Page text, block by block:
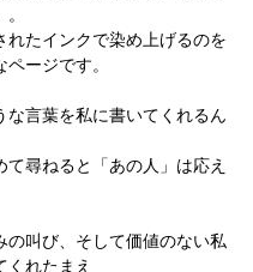
れたインクで染め上げるのを
ージです。
な言葉を私に書いてくれるん
て尋ねると「あの人」は応え
の叫び、そして価値のない私
くれたまえ